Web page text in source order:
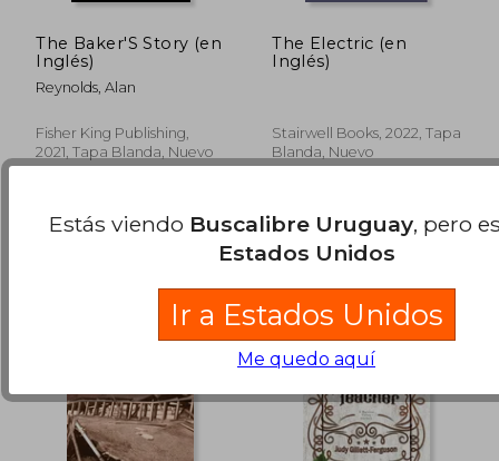
50%
dcto. $ 1.023
50%
dcto.
The Baker'S Story (en
Inglés)
Reynolds, Alan
Fisher King Publishing,
2021, Tapa Blanda, Nuevo
The Electric (en
Inglés)
Stairwell Books, 2022, Tapa
Blanda, Nuevo
Estás viendo Buscalibre Uruguay, pero
Estados Unidos
Ir a Estados Unidos
Me quedo aquí